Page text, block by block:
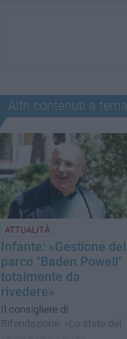
Altri contenuti a tema
ATTUALITÀ
Infante: «Gestione del
parco "Baden Powell"
totalmente da
rivedere»
Il consigliere di
Rifondazione: «Lo stato del